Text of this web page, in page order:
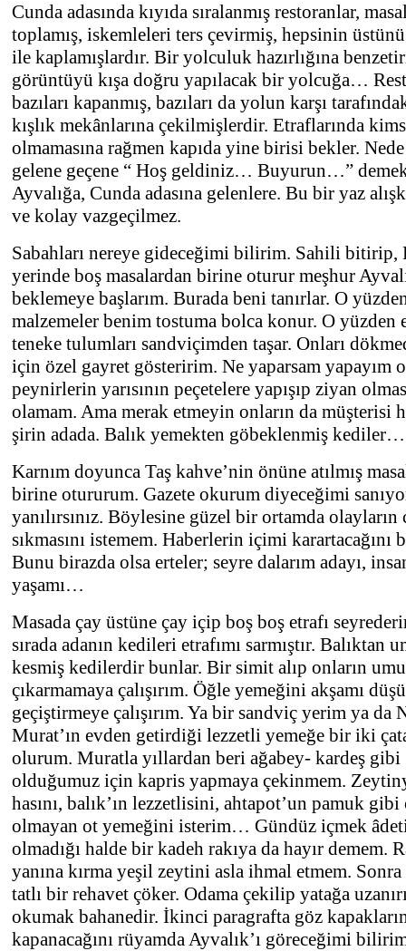
Cunda adasında kıyıda sıralanmış restoranlar,
toplamış, iskemleleri ters çevirmiş, hepsinin
ile kaplamışlardır. Bir yolculuk hazırlığına
görüntüyü kışa doğru yapılacak bir yolcuğa…
bazıları kapanmış, bazıları da yolun karşı
kışlık mekânlarına çekilmişlerdir. Etraflarında
olmamasına rağmen kapıda yine birisi bekler.
gelene geçene “ Hoş geldiniz… Buyurun…”
Ayvalığa, Cunda adasına gelenlere. Bu bir yaz
ve kolay vazgeçilmez.
Sabahları nereye gideceğimi bilirim. Sahili bitirip,
yerinde boş masalardan birine oturur meşhur
beklemeye başlarım. Burada beni tanırlar. O
malzemeler benim tostuma bolca konur. O yüzden
teneke tulumları sandviçimden taşar. Onları
için özel gayret gösteririm. Ne yaparsam yapayım
peynirlerin yarısının peçetelere yapışıp ziyan
olamam. Ama merak etmeyin onların da müşterisi
şirin adada. Balık yemekten göbeklenmiş kediler…
Karnım doyunca Taş kahve’nin önüne atılmış
birine otururum. Gazete okurum diyeceğimi
yanılırsınız. Böylesine güzel bir ortamda olayların
sıkmasını istemem. Haberlerin içimi karartacağını
Bunu birazda olsa erteler; seyre dalarım adayı,
yaşamı…
Masada çay üstüne çay içip boş boş etrafı
sırada adanın kedileri etrafımı sarmıştır. Balıktan
kesmiş kedilerdir bunlar. Bir simit alıp onların
çıkarmamaya çalışırım. Öğle yemeğini akşamı
geçiştirmeye çalışırım. Ya bir sandviç yerim ya da
Murat’ın evden getirdiği lezzetli yemeğe bir iki
olurum. Muratla yıllardan beri ağabey- kardeş gibi
olduğumuz için kapris yapmaya çekinmem.
hasını, balık’ın lezzetlisini, ahtapot’un pamuk gibi
olmayan ot yemeğini isterim… Gündüz içmek
olmadığı halde bir kadeh rakıya da hayır demem.
yanına kırma yeşil zeytini asla ihmal etmem.
tatlı bir rehavet çöker. Odama çekilip yatağa
okumak bahanedir. İkinci paragrafta göz
kapanacağını rüyamda Ayvalık’ı göreceğimi